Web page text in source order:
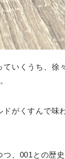
いくうち、徐
ドがくすんで味
、001との歴史